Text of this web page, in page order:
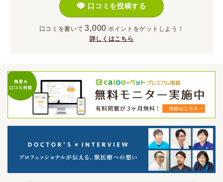
口コミを投稿する
口コミを書いて 3,000 ポイント をゲットしよう！
詳しくはこちら